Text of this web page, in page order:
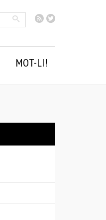
RSSTwitter
Cercar
MOT-LI!